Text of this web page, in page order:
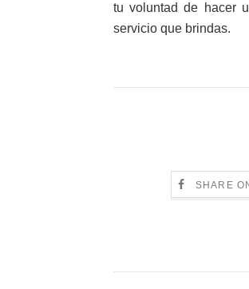
tu voluntad de hacer
servicio que brindas.
SHARE